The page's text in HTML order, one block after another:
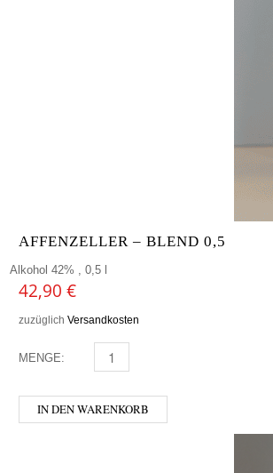
AFFENZELLER – BLEND 0,5
Alkohol 42% , 0,5 l
42,90 €
zuzüglich Versandkosten
MENGE: AFFENZELLER - BLEND 0,5 MENGE
IN DEN WARENKORB